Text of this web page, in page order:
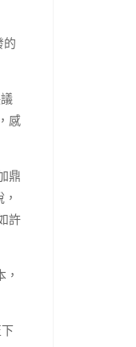
的
感
鼎
許